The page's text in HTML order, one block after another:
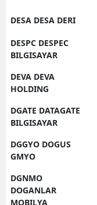
DESA DESA DERI
DESPC DESPEC
BILGISAYAR
DEVA DEVA
HOLDING
DGATE DATAGATE
BILGISAYAR
DGGYO DOGUS
GMYO
DGNMO
DOGANLAR
MOBILYA